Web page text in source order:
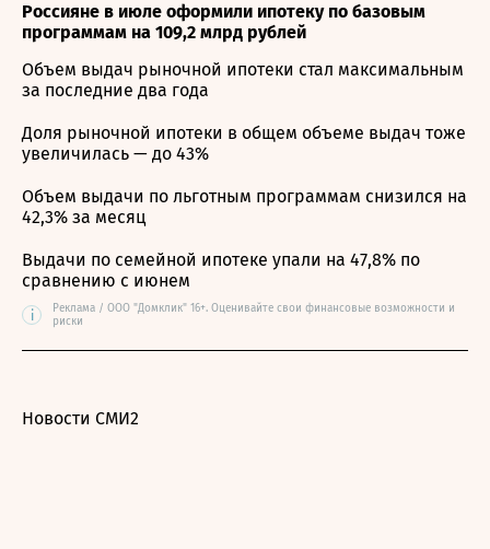
Россияне в июле оформили ипотеку по базовым
программам на 109,2 млрд рублей
Объем выдач рыночной ипотеки стал максимальным
за последние два года
Доля рыночной ипотеки в общем объеме выдач тоже
увеличилась — до 43%
Объем выдачи по льготным программам снизился на
42,3% за месяц
Выдачи по семейной ипотеке упали на 47,8% по
сравнению с июнем
i
Реклама / ООО "Домклик" 16+. Оценивайте свои финансовые возможности и
риски
Новости СМИ2